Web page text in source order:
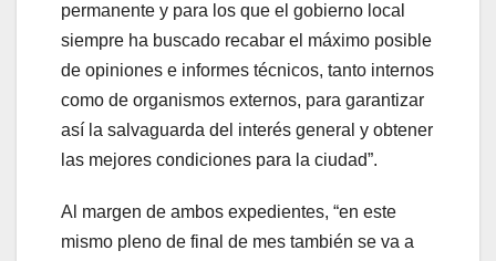
permanente y para los que el gobierno local
siempre ha buscado recabar el máximo posible
de opiniones e informes técnicos, tanto internos
como de organismos externos, para garantizar
así la salvaguarda del interés general y obtener
las mejores condiciones para la ciudad”.
Al margen de ambos expedientes, “en este
mismo pleno de final de mes también se va a